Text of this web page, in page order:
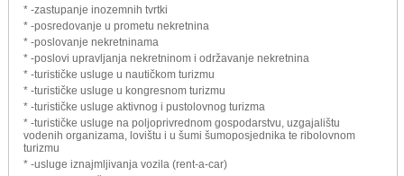
* -zastupanje inozemnih tvrtki
* -posredovanje u prometu nekretnina
* -poslovanje nekretninama
* -poslovi upravljanja nekretninom i održavanje nekretnina
* -turističke usluge u nautičkom turizmu
* -turističke usluge u kongresnom turizmu
* -turističke usluge aktivnog i pustolovnog turizma
* -turističke usluge na poljoprivrednom gospodarstvu, uzgajalištu
vodenih organizama, lovištu i u šumi šumoposjednika te ribolovnom
turizmu
* -usluge iznajmljivanja vozila (rent-a-car)